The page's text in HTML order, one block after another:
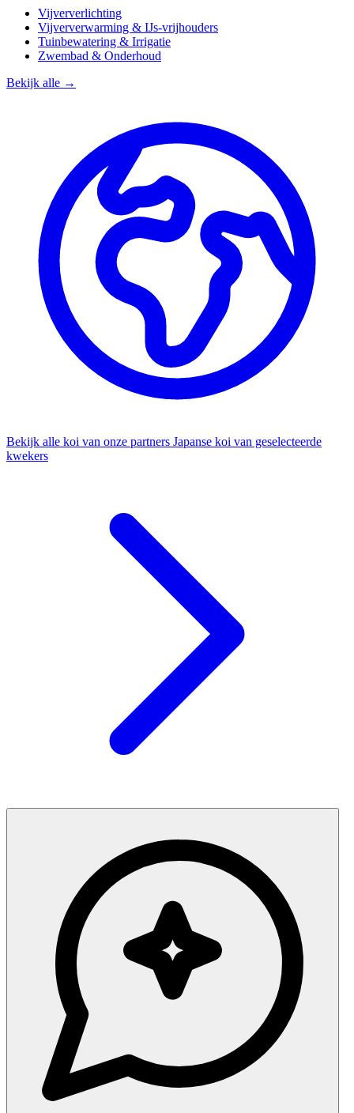
Vijververlichting
Vijververwarming & IJs-vrijhouders
Tuinbewatering & Irrigatie
Zwembad & Onderhoud
Bekijk alle →
Bekijk alle koi van onze partners Japanse koi van geselecteerde
kwekers